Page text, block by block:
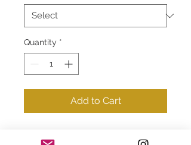
Quantity *
Add to Cart